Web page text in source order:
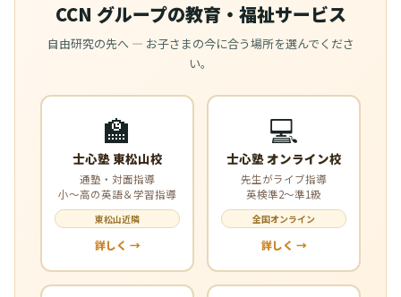
CCN グループの教育・福祉サービス
自由研究の先へ — お子さまの今に合う場所を選んでくださ
い。
🏫
士心塾 東松山校
通塾・対面指導
小〜高の英語＆学習指導
東松山近隣
詳しく →
💻
士心塾 オンライン校
先生がライブ指導
英検準2〜準1級
全国オンライン
詳しく →